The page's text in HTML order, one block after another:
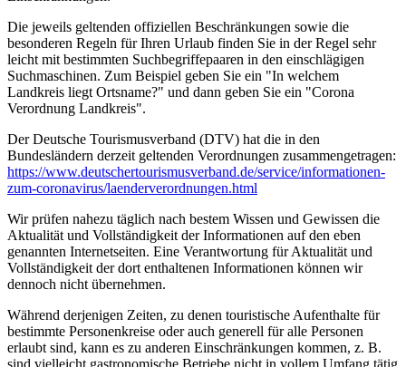
Die jeweils geltenden offiziellen Beschränkungen sowie die
besonderen Regeln für Ihren Urlaub finden Sie in der Regel sehr
leicht mit bestimmten Suchbegriffepaaren in den einschlägigen
Suchmaschinen. Zum Beispiel geben Sie ein "In welchem
Landkreis liegt Ortsname?" und dann geben Sie ein "Corona
Verordnung Landkreis".
Der Deutsche Tourismusverband (DTV) hat die in den
Bundesländern derzeit geltenden Verordnungen zusammengetragen:
https://www.deutscher­tourismusverband.de/­service/­informationen-
zum-coronavirus/­laenderverordnungen.html
Wir prüfen nahezu täglich nach bestem Wissen und Gewissen die
Aktualität und Vollständigkeit der Informationen auf den eben
genannten Internetseiten. Eine Verantwortung für Aktualität und
Vollständigkeit der dort enthaltenen Informationen können wir
dennoch nicht übernehmen.
Während derjenigen Zeiten, zu denen touristische Aufenthalte für
bestimmte Personenkreise oder auch generell für alle Personen
erlaubt sind, kann es zu anderen Einschränkungen kommen, z. B.
sind vielleicht gastronomische Betriebe nicht in vollem Umfang tätig